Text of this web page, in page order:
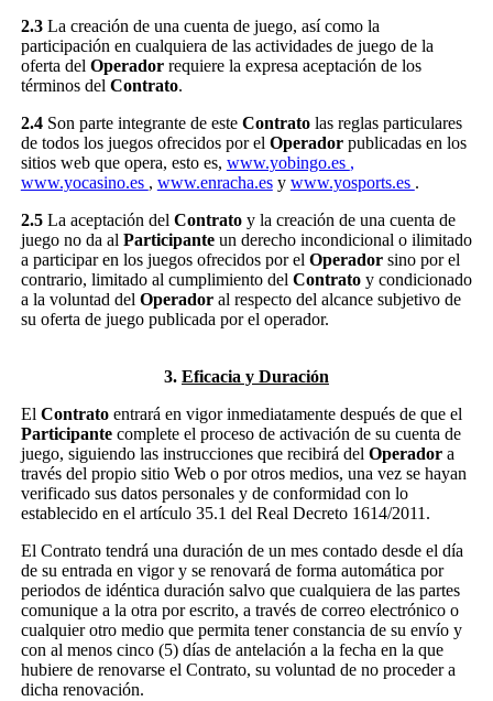
2.3La creación de una cuenta de juego, así como la
participación en cualquiera de las actividades de juego de la
oferta del Operadorrequiere la expresa aceptación de los
términos del Contrato.
2.4Son parte integrante de este Contratolas reglas particulares
de todos los juegos ofrecidos por el Operador publicadas en los
sitios web que opera, esto es, www.yobingo.es ,
www.yocasino.es , www.enracha.esy www.yosports.es .
2.5La aceptación del Contratoy la creación de una cuenta de
juego no da al Participanteun derecho incondicional o ilimitado
a participar en los juegos ofrecidos por el Operadorsino por el
contrario, limitado al cumplimiento del Contratoy condicionado
a la voluntad del Operador al respecto del alcance subjetivo de
su oferta de juego publicada por el operador.
3. Eficacia y Duración
El Contrato entrará en vigor inmediatamente después de que el
Participante complete el proceso de activación de su cuenta de
juego, siguiendo las instrucciones que recibirá del Operador a
través del propio sitio Web o por otros medios, una vez se hayan
verificado sus datos personales y de conformidad con lo
establecido en el artículo 35.1 del Real Decreto 1614/2011.
El Contrato tendrá una duración de un mes contado desde el día
de su entrada en vigor y se renovará de forma automática por
periodos de idéntica duración salvo que cualquiera de las partes
comunique a la otra por escrito, a través de correo electrónico o
cualquier otro medio que permita tener constancia de su envío y
con al menos cinco (5) días de antelación a la fecha en la que
hubiere de renovarse el Contrato, su voluntad de no proceder a
dicha renovación.